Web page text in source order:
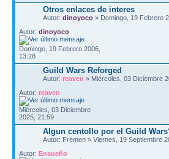
Otros enlaces de interes
Autor: dinoyoco » Domingo, 19 Febrero
Autor: dinoyoco
Domingo, 19 Febrero 2006,
13:28
Guild Wars Reforged
Autor: reaven » Miércoles, 03 Diciembre
Autor: reaven
Miércoles, 03 Diciembre
2025, 21:59
Algun centollo por el Guild
Autor: Fremen » Viernes, 19 Septiembre
Autor: Ensueño